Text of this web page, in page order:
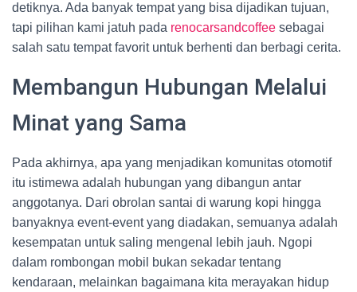
detiknya. Ada banyak tempat yang bisa dijadikan tujuan,
tapi pilihan kami jatuh pada renocarsandcoffee sebagai
salah satu tempat favorit untuk berhenti dan berbagi cerita.
Membangun Hubungan Melalui
Minat yang Sama
Pada akhirnya, apa yang menjadikan komunitas otomotif
itu istimewa adalah hubungan yang dibangun antar
anggotanya. Dari obrolan santai di warung kopi hingga
banyaknya event-event yang diadakan, semuanya adalah
kesempatan untuk saling mengenal lebih jauh. Ngopi
dalam rombongan mobil bukan sekadar tentang
kendaraan, melainkan bagaimana kita merayakan hidup